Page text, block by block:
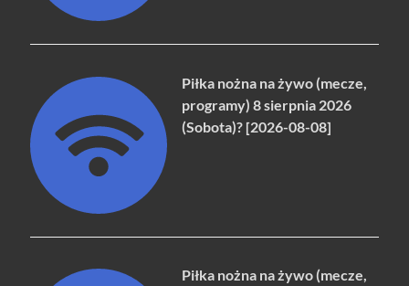
Piłka nożna na żywo (mecze,
programy) 8 sierpnia 2026
(Sobota)? [2026-08-08]
Piłka nożna na żywo (mecze,